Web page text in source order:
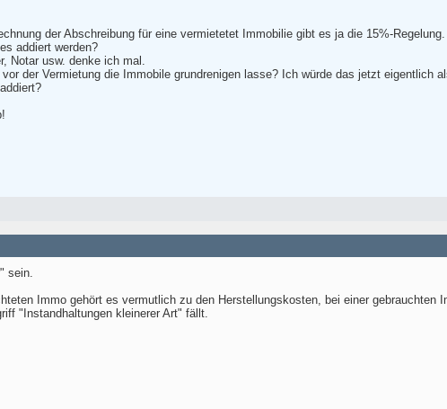
der Abschreibung für eine vermietetet Immobilie gibt es ja die 15%-Regelung.
addiert werden?
Notar usw. denke ich mal.
der Vermietung die Immobile grundrenigen lasse? Ich würde das jetzt eigentlich
sein.
Immo gehört es vermutlich zu den Herstellungskosten, bei einer
"Instandhaltungen kleinerer Art" fällt.